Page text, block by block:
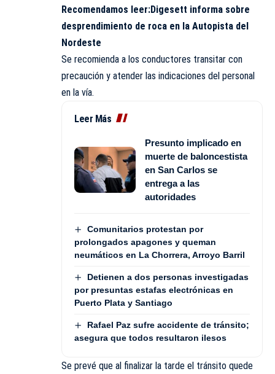
Recomendamos leer:Digesett informa sobre
desprendimiento de roca en la Autopista del
Nordeste
Se recomienda a los conductores transitar con
precaución y atender las indicaciones del personal
en la vía.
Leer Más
Presunto implicado en
muerte de baloncestista
en San Carlos se
entrega a las
autoridades
Comunitarios protestan por
prolongados apagones y queman
neumáticos en La Chorrera, Arroyo Barril
Detienen a dos personas investigadas
por presuntas estafas electrónicas en
Puerto Plata y Santiago
Rafael Paz sufre accidente de tránsito;
asegura que todos resultaron ilesos
Se prevé que al finalizar la tarde el tránsito quede